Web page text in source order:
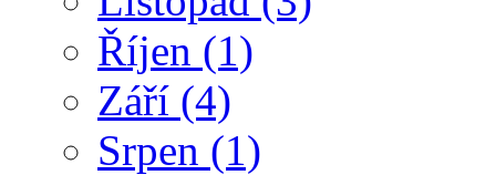
Říjen (1)
Září (4)
Srpen (1)